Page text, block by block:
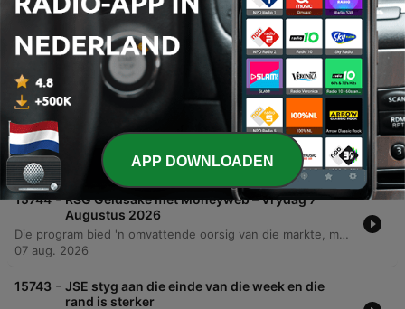
Waarom bly jou BarOne duur, as kakaopryse
eindelik begin val?
Hierdie episode van RSG Geldsake met MoneyWeb ondersoek die komplekse dinamika van die wêreldwye kakao- en sjokolademarkte. Ten spyte van 'n beduidende daling in kakao-grondstofpryse oor die afgelope 12 maande, bly sjokoladepryse op die rakke hoog weens vertraagde voorraadverwerking en die impak van hoë produksiekoste vir groot vervaardigers soos Lindt en Nestle. Die bespreking dek temas soos die invloed van klimaatverandering op oeste in West-Afrika, die verskuiwing na produkte met laer kakao-inhoud om koste te beheer, en die ekonomiese uitdagings vir kakao-boere wat sukkel om 'n lewensbestaan te maak.
07 aug. 2026
15745
Sasol se winste: Eenmalige wind van agter of
In hierdie episode van RSG Geldsake gesels Ines met Wilhelm Herzog van Roosendal Partners oor Sasol se onlangse finansiële resultate. Die gesprek fokus op die groot gaping tussen Sasol se verwagte winsstygings per aandeel en die meer getemperde groei in hooflynverdienste. Besprekingsterreine sluit in die impak van oliepryse, die rol van raffinaderij-marges, waardalingsverliese op kapitaal, en die uitdagings van afskrywings op plaaslike infrastruktuur. Herzog deel sy perspektief oor of die huidige produksiestyging 'n volhoubare langtermyn-opwaartse kurwe aandui of bloot gevolg is deur gunstige omstandighede.
07 aug. 2026
15744 - RSG Geldsake met Moneyweb – Vrydag 7
Augustus 2026
Die program bied 'n omvattende oorsig van die markte, met fokus op die positiewe beweging in die JSE en Amerikaanse indekse ten spyte van onsekerheid oor oliepryse. Dit dek ook Sasol se finansiële uitkyk, die impak van wisselende kakao-pryse op die chokoladebedryf, en die rol van edelmetale as beleggings. Verder word strategiese finansiële beplanning bespreek, insluitend die belastingimplikasies van boedelbeplanning, die belangrikheid van pensioenvoordele tydens salarisonderhandelinge, en die voordele van globale diversifikasie om teen inflasie en die verswakking van die rand te beskerm.
07 aug. 2026
15743 - JSE styg aan die einde van die week en die
rand is sterker
APP DOWNLOADEN